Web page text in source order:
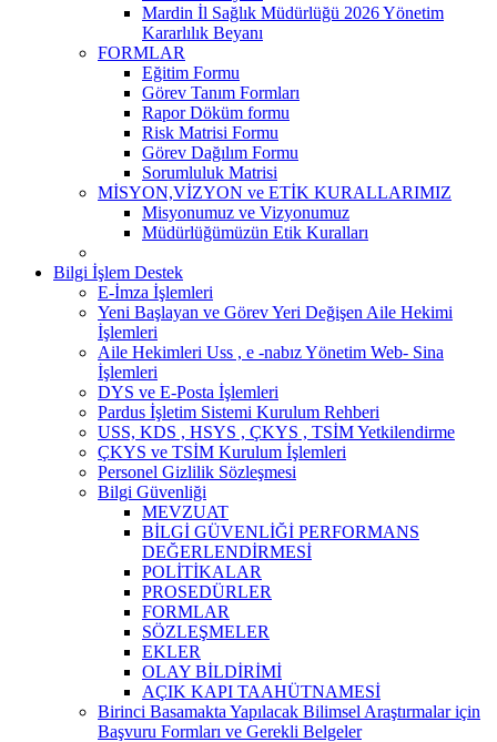
Mardin İl Sağlık Müdürlüğü 2026 Yönetim
Kararlılık Beyanı
FORMLAR
Eğitim Formu
Görev Tanım Formları
Rapor Döküm formu
Risk Matrisi Formu
Görev Dağılım Formu
Sorumluluk Matrisi
MİSYON,VİZYON ve ETİK KURALLARIMIZ
Misyonumuz ve Vizyonumuz
Müdürlüğümüzün Etik Kuralları
Bilgi İşlem Destek
E-İmza İşlemleri
Yeni Başlayan ve Görev Yeri Değişen Aile Hekimi
İşlemleri
Aile Hekimleri Uss , e -nabız Yönetim Web- Sina
İşlemleri
DYS ve E-Posta İşlemleri
Pardus İşletim Sistemi Kurulum Rehberi
USS, KDS , HSYS , ÇKYS , TSİM Yetkilendirme
ÇKYS ve TSİM Kurulum İşlemleri
Personel Gizlilik Sözleşmesi
Bilgi Güvenliği
MEVZUAT
BİLGİ GÜVENLİĞİ PERFORMANS
DEĞERLENDİRMESİ
POLİTİKALAR
PROSEDÜRLER
FORMLAR
SÖZLEŞMELER
EKLER
OLAY BİLDİRİMİ
AÇIK KAPI TAAHÜTNAMESİ
Birinci Basamakta Yapılacak Bilimsel Araştırmalar için
Başvuru Formları ve Gerekli Belgeler